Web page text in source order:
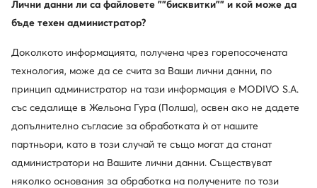
Най-ниска цена36,81 € -12%
Сортирай Филтрирай
Други клиенти са търсили също
Дамски апрески - Естествена кожа велур
Лични данни ли са файловете ""бисквитки"" и кой може да
бъде техен администратор?
Доколкото информацията, получена чрез горепосочената
технология, може да се счита за Ваши лични данни, по
принцип администратор на тази информация е MODIVO S.A.
със седалище в Жельона Гура (Полша), освен ако не дадете
допълнително съгласие за обработката ѝ от нашите
партньори, като в този случай те също могат да станат
администратори на Вашите лични данни. Съществуват
няколко основания за обработка на получените по този